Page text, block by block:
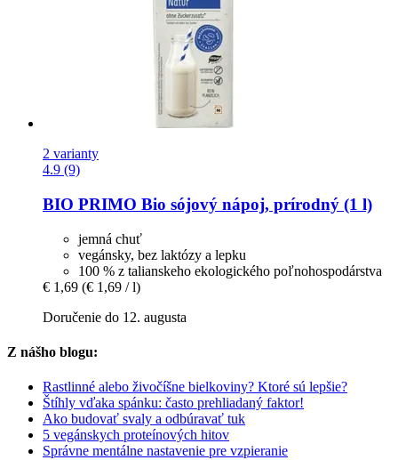
2 varianty
4.9 (9)
BIO PRIMO Bio sójový nápoj, prírodný (1 l)
jemná chuť
vegánsky, bez laktózy a lepku
100 % z talianskeho ekologického poľnohospodárstva
€ 1,69 (€ 1,69 / l)
Doručenie do 12. augusta
Z nášho blogu:
Rastlinné alebo živočíšne bielkoviny? Ktoré sú lepšie?
Štíhly vďaka spánku: často prehliadaný faktor!
Ako budovať svaly a odbúravať tuk
5 vegánskych proteínových hitov
Správne mentálne nastavenie pre vzpieranie